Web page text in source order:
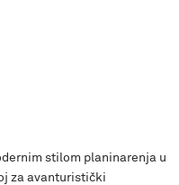
stilom planinarenja u
za avanturistički